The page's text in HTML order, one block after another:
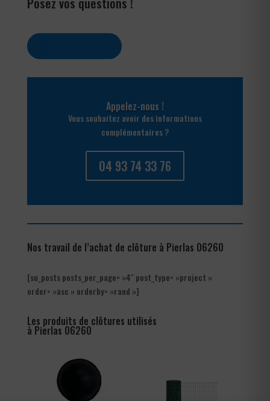
Appelez-nous !
Vous souhaitez avoir des informations
complémentaires ?
04 93 74 33 76
Nos travail de l’achat de clôture à Pierlas 06260
[su_posts posts_per_page= »4″ post_type= »project »
order= »asc » orderby= »rand »]
Les produits de clôtures utilisés
à Pierlas 06260